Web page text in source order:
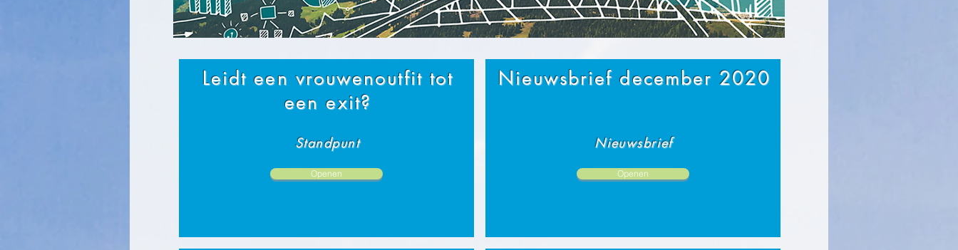
Leidt een vrouwenoutfit tot
een exit?
Standpunt
Openen
Nieuwsbrief december 2020
Nieuwsbrief
Openen